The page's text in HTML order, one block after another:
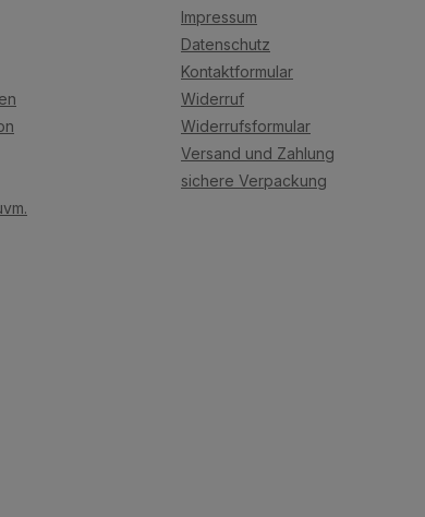
Impressum
Datenschutz
Kontaktformular
Widerruf
Widerrufsformular
Versand und Zahlung
sichere Verpackung